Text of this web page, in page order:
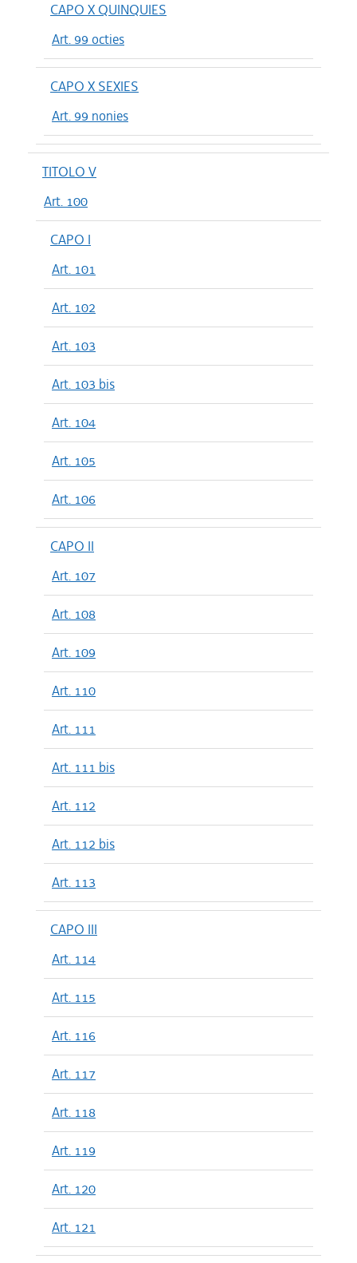
CAPO X QUINQUIES
Art. 99 octies
CAPO X SEXIES
Art. 99 nonies
TITOLO V
Art. 100
CAPO I
Art. 101
Art. 102
Art. 103
Art. 103 bis
Art. 104
Art. 105
Art. 106
CAPO II
Art. 107
Art. 108
Art. 109
Art. 110
Art. 111
Art. 111 bis
Art. 112
Art. 112 bis
Art. 113
CAPO III
Art. 114
Art. 115
Art. 116
Art. 117
Art. 118
Art. 119
Art. 120
Art. 121